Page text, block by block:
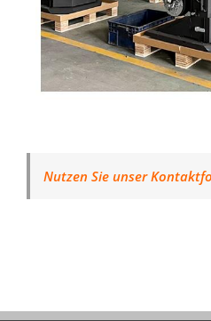
Nutzen Sie unser